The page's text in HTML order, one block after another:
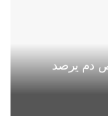
دم يرصد